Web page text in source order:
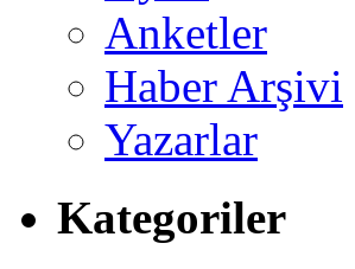
Anketler
Haber Arşivi
Yazarlar
Kategoriler